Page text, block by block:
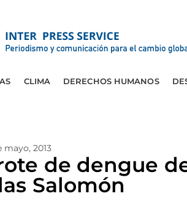
CLIMA DERECHOS HUMANOS
mayo, 2013
de dengue
Salomón